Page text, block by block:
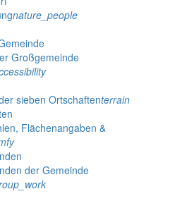
nature_people
Großgemeinde
sieben Ortschaftenterrain
Flächenangaben &
der Gemeinde